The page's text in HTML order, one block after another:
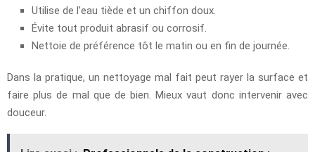
Utilise de l’eau tiède et un chiffon doux.
Évite tout produit abrasif ou corrosif.
Nettoie de préférence tôt le matin ou en fin de journée.
Dans la pratique, un nettoyage mal fait peut rayer la surface et
faire plus de mal que de bien. Mieux vaut donc intervenir avec
douceur.